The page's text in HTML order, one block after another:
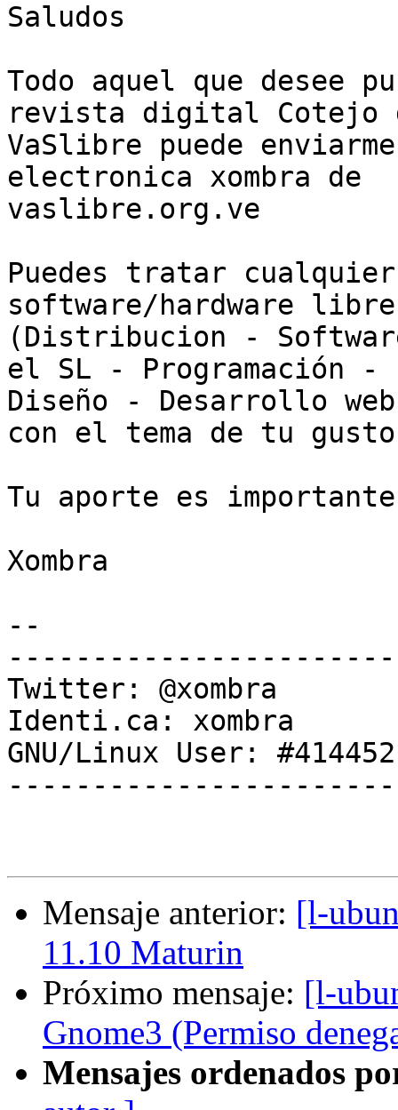
Saludos
Todo aquel que desee
revista digital Cotejo
VaSlibre puede
electronica xombra de
vaslibre.org.ve
Puedes tratar
software/hardware
(Distribucion -
el SL - Programación -
Diseño - Desarrollo
con el tema de tu
Tu aporte es
Xombra
--
-----------------------
Twitter: @xombra
Identi.ca: xombra
GNU/Linux User: #414452
Mensaje anterior: [l-
11.10 Maturin
Próximo mensaje: [l-
Gnome3 (Permiso
Mensajes ordenados